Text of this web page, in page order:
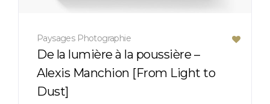
Paysages Photographie
De la lumière à la poussière –
Alexis Manchion [From Light to
Dust]